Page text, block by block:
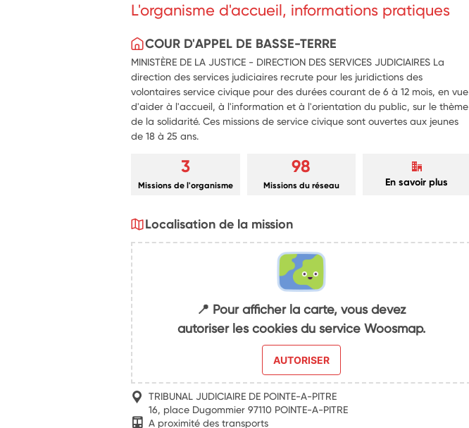
L'organisme d'accueil, informations pratiques
COUR D'APPEL DE BASSE-TERRE
MINISTÈRE DE LA JUSTICE - DIRECTION DES SERVICES JUDICIAIRES La
direction des services judiciaires recrute pour les juridictions des
volontaires service civique pour des durées courant de 6 à 12 mois, en vue
d'aider à l'accueil, à l'information et à l'orientation du public, sur le thème
de la solidarité. Ces missions de service civique sont ouvertes aux jeunes
de 18 à 25 ans.
3
Missions de l'organisme
98
Missions du réseau En savoir plus
Localisation de la mission
📍 Pour afficher la carte, vous devez
autoriser les cookies du service Woosmap.
AUTORISER
TRIBUNAL JUDICIAIRE DE POINTE-A-PITRE
16, place Dugommier 97110 POINTE-A-PITRE
A proximité des transports